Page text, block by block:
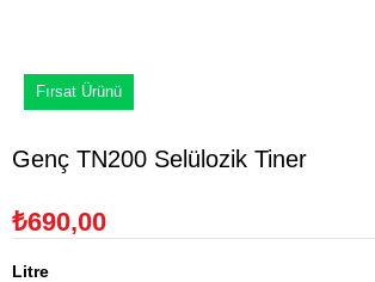
Fırsat Ürünü
Genç TN200 Selülozik Tiner
₺690,00
Litre